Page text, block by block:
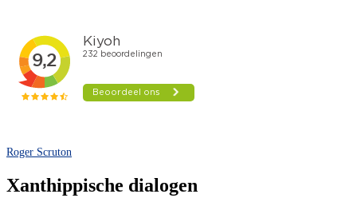
Roger Scruton
Xanthippische dialogen